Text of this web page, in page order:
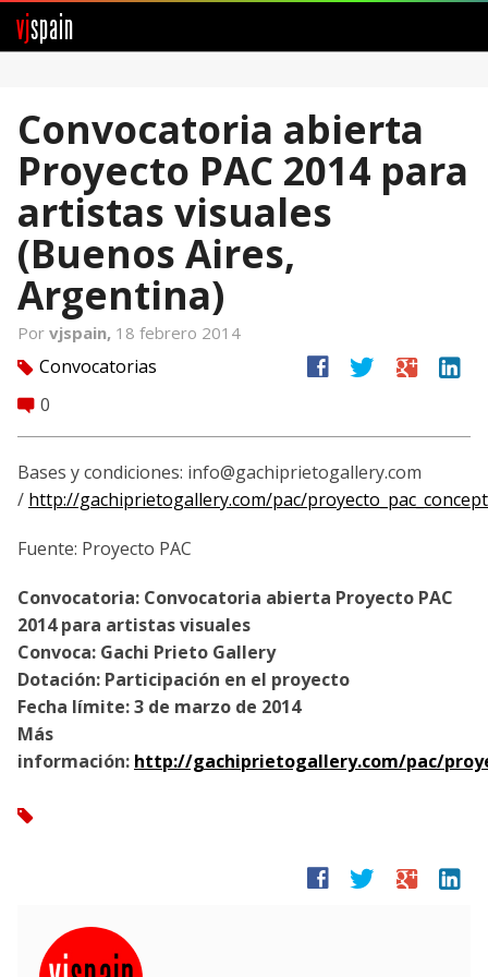
vjspain
Foros
Noticias
Vjspain
Ayuda
Contacto
Entrar
Crear Cuenta
Convocatoria abierta
Proyecto PAC 2014 para
artistas visuales
(Buenos Aires,
Argentina)
Por vjspain, 18 febrero 2014
tag Convocatorias
comment 0
facebook twitter google linkedin
Bases y condiciones: info@gachiprietogallery.com
/ http://gachiprietogallery.com/pac/
Fuente: Proyecto PAC
Convocatoria: Convocatoria abierta Proyecto PAC
2014 para artistas visuales
Convoca: Gachi Prieto Gallery
Dotación: Participación en el proyecto
Fecha límite: 3 de marzo de 2014
Más
información: http://gachiprietogallery.com/pac/
tag
facebook twitter google linkedin